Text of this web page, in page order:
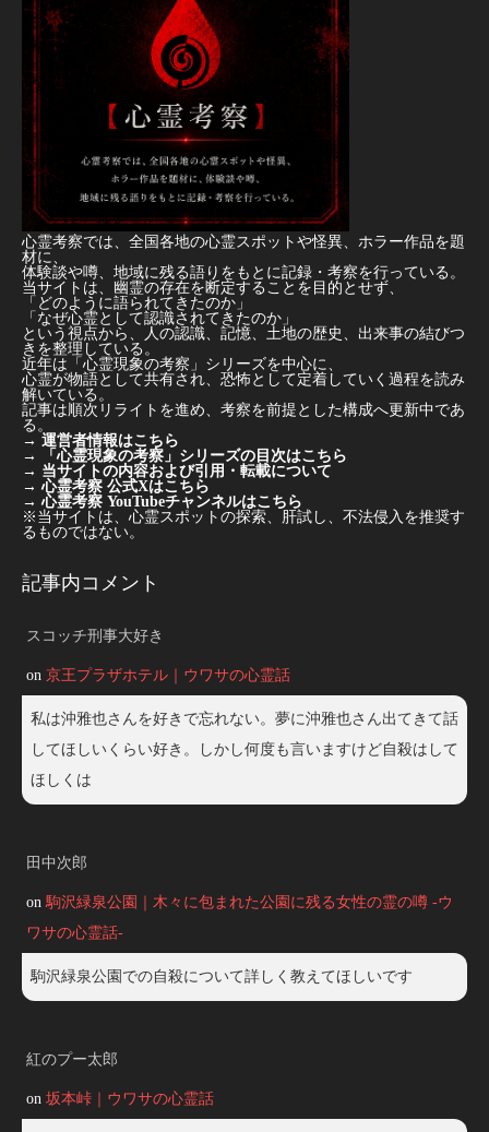
心霊考察では、全国各地の心霊スポットや怪異、ホラー作品を題
材に、
体験談や噂、地域に残る語りをもとに記録・考察を行っている。
当サイトは、幽霊の存在を断定することを目的とせず、
「どのように語られてきたのか」
「なぜ心霊として認識されてきたのか」
という視点から、人の認識、記憶、土地の歴史、出来事の結びつ
きを整理している。
近年は「心霊現象の考察」シリーズを中心に、
心霊が物語として共有され、恐怖として定着していく過程を読み
解いている。
記事は順次リライトを進め、考察を前提とした構成へ更新中であ
る。
→ 運営者情報はこちら
→
「心霊現象の考察」シリーズの目次はこちら
→ 当サイトの内容および引用・転載について
→ 心霊考察 公式Xはこちら
→ 心霊考察 YouTubeチャンネルはこちら
※当サイトは、心霊スポットの探索、肝試し、不法侵入を推奨す
るものではない。
記事内コメント
スコッチ刑事大好き
on 京王プラザホテル｜ウワサの心霊話
私は沖雅也さんを好きで忘れない。夢に沖雅也さん出てきて話
してほしいくらい好き。しかし何度も言いますけど自殺はして
ほしくは
田中次郎
on 駒沢緑泉公園｜木々に包まれた公園に残る女性の霊の噂 -ウ
ワサの心霊話-
駒沢緑泉公園での自殺について詳しく教えてほしいです
紅のプー太郎
on 坂本峠｜ウワサの心霊話